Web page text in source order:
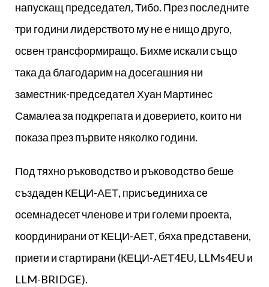
напускащ председател, Тибо. През последните
три години лидерството му не е нищо друго,
освен трансформиращо. Бихме искали също
така да благодарим на досегашния ни
заместник-председател Хуан Мартинес
Самалеа за подкрепата и доверието, които ни
показа през първите няколко години.
Под тяхно ръководство и ръководство беше
създаден КЕЦИ-АЕТ, присъединиха се
осемнадесет членове и три големи проекта,
координирани от КЕЦИ-АЕТ, бяха представени,
приети и стартирани (КЕЦИ-АЕТ4EU, LLMs4EU и
LLM-BRIDGE).